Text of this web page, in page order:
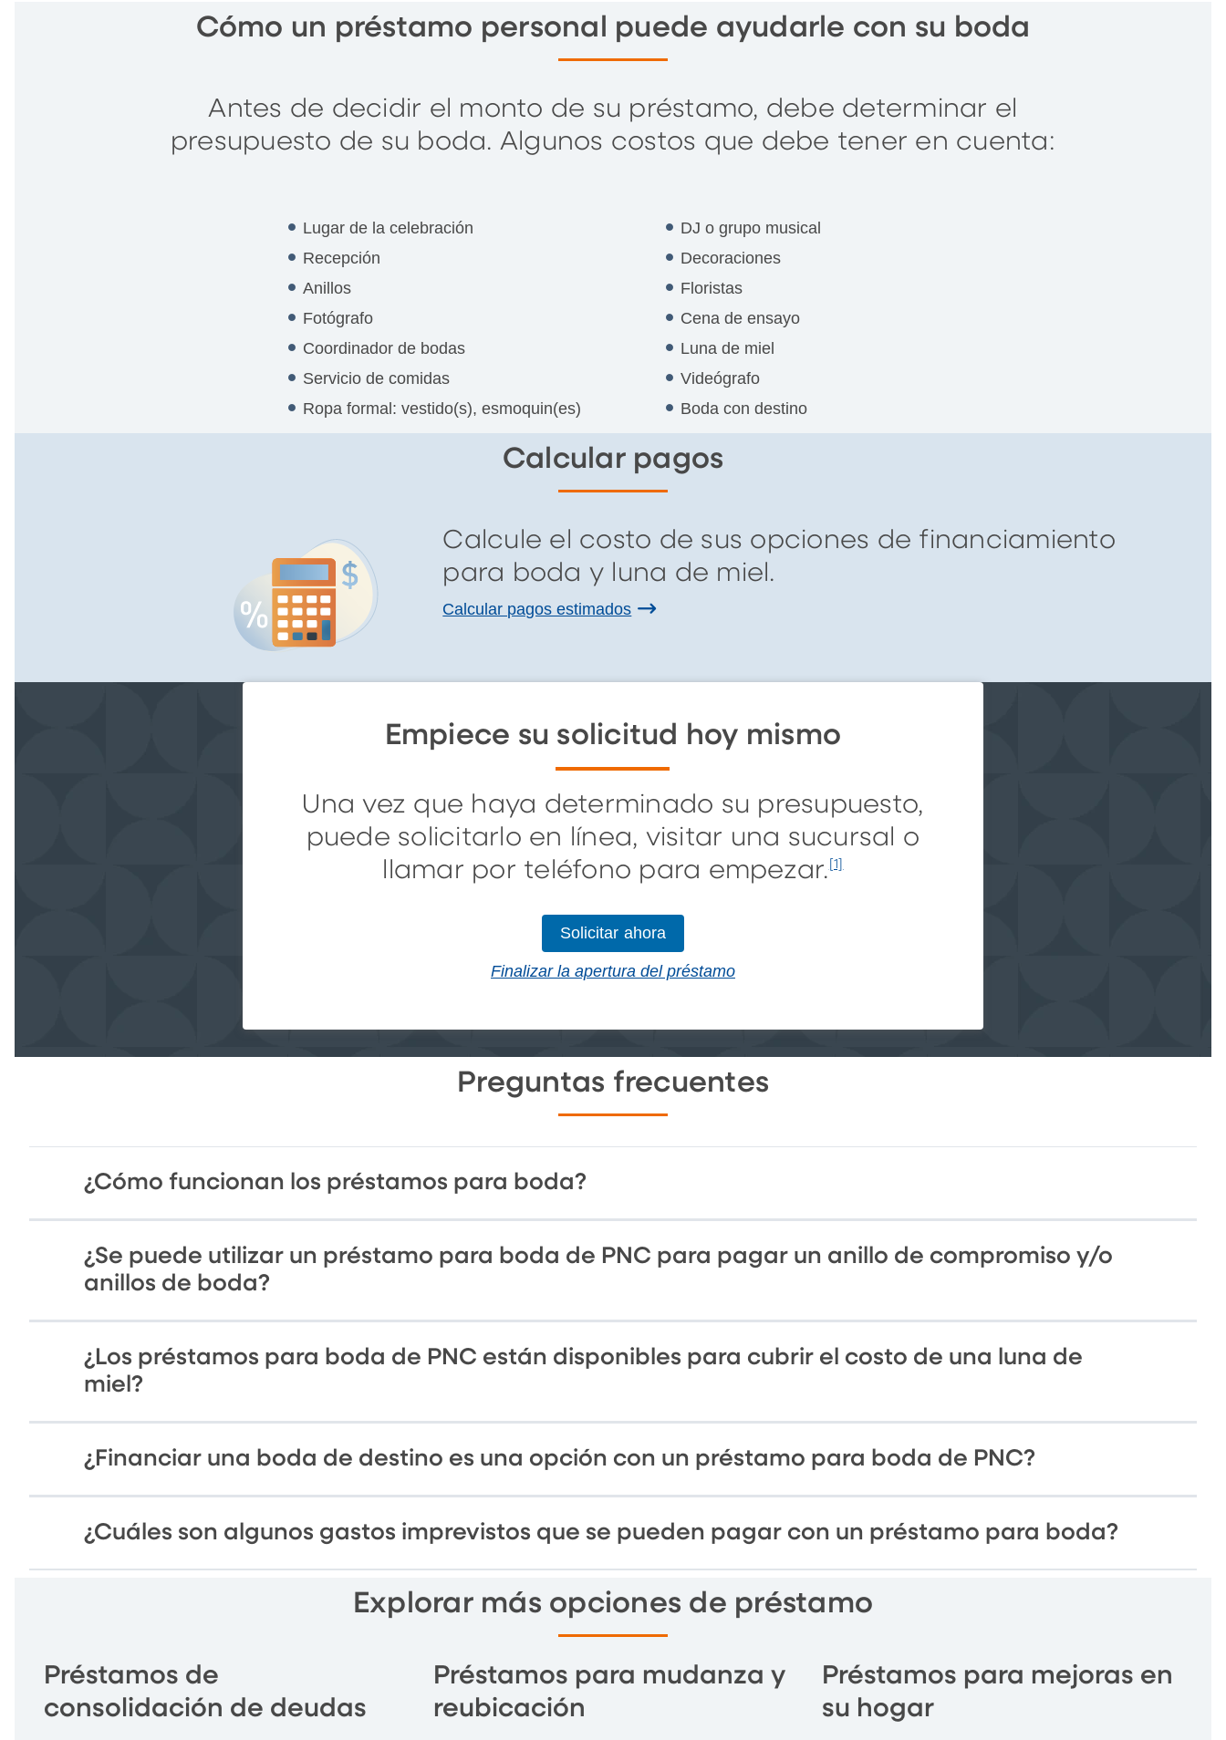
Cómo un préstamo personal puede ayudarle con su boda
Antes de decidir el monto de su préstamo, debe determinar el
presupuesto de su boda. Algunos costos que debe tener en cuenta:
Lugar de la celebración
Recepción
Anillos
Fotógrafo
Coordinador de bodas
Servicio de comidas
Ropa formal: vestido(s), esmoquin(es)
DJ o grupo musical
Decoraciones
Floristas
Cena de ensayo
Luna de miel
Videógrafo
Boda con destino
Calcular pagos
Calcule el costo de sus opciones de financiamiento
para boda y luna de miel.
Calcular pagos estimados
Empiece su solicitud hoy mismo
Una vez que haya determinado su presupuesto,
puede solicitarlo en línea, visitar una sucursal o
llamar por teléfono para empezar. [1]
Solicitar ahora
Finalizar la apertura del préstamo
Preguntas frecuentes
¿Cómo funcionan los préstamos para boda?
¿Se puede utilizar un préstamo para boda de PNC para pagar un anillo de compromiso y/o
anillos de boda?
¿Los préstamos para boda de PNC están disponibles para cubrir el costo de una luna de
miel?
¿Financiar una boda de destino es una opción con un préstamo para boda de PNC?
¿Cuáles son algunos gastos imprevistos que se pueden pagar con un préstamo para boda?
Explorar más opciones de préstamo
Préstamos de
consolidación de deudas
Préstamos para mudanza y
reubicación
Préstamos para mejoras en
su hogar